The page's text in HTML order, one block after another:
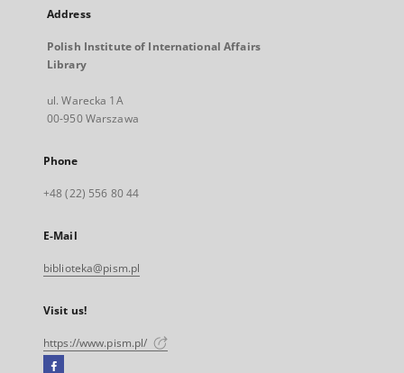
Address
Polish Institute of International Affairs
Library
ul. Warecka 1A
00-950 Warszawa
Phone
+48 (22) 556 80 44
E-Mail
biblioteka@pism.pl
Visit us!
https://www.pism.pl/
Facebook